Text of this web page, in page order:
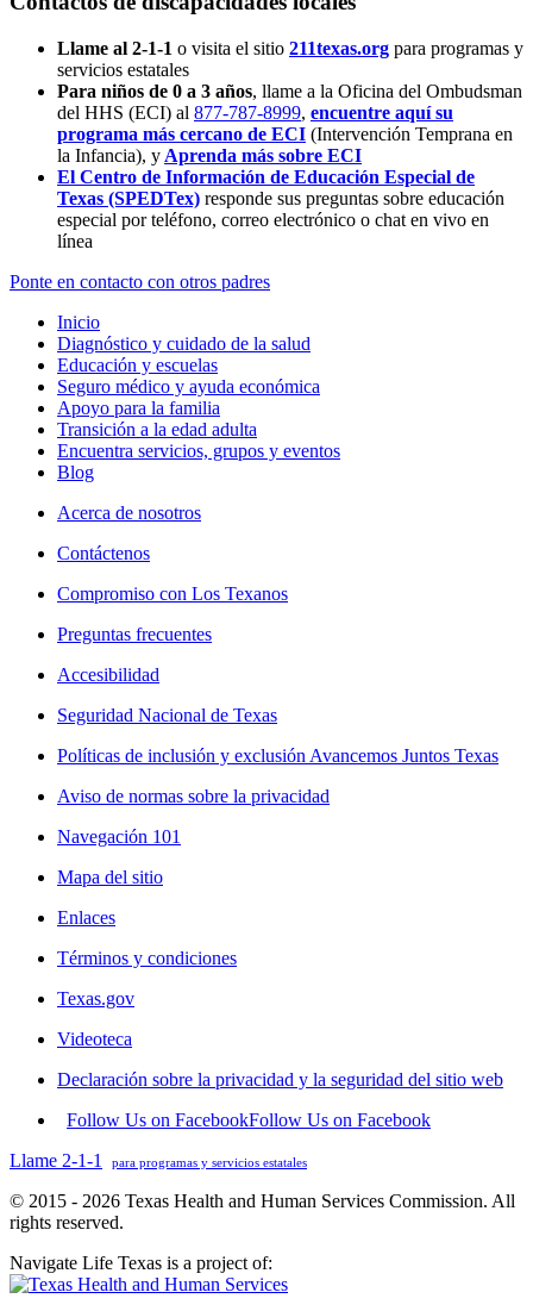
Llame al 2-1-1 o visita el sitio 211texas.org para programas y
servicios estatales
Para niños de 0 a 3 años, llame a la Oficina del Ombudsman
del HHS (ECI) al 877-787-8999, encuentre aquí su
programa más cercano de ECI (Intervención Temprana en
la Infancia), y Aprenda más sobre ECI
El Centro de Información de Educación Especial de
Texas (SPEDTex) responde sus preguntas sobre educación
especial por teléfono, correo electrónico o chat en vivo en
línea
Ponte en contacto con otros padres
Inicio
Diagnóstico y cuidado de la salud
Educación y escuelas
Seguro médico y ayuda económica
Apoyo para la familia
Transición a la edad adulta
Encuentra servicios, grupos y eventos
Blog
Acerca de nosotros
Contáctenos
Compromiso con Los Texanos
Preguntas frecuentes
Accesibilidad
Seguridad Nacional de Texas
Políticas de inclusión y exclusión Avancemos Juntos Texas
Aviso de normas sobre la privacidad
Navegación 101
Mapa del sitio
Enlaces
Términos y condiciones
Texas.gov
Videoteca
Declaración sobre la privacidad y la seguridad del sitio web
Follow Us on FacebookFollow Us on Facebook
Llame 2-1-1
para programas y servicios estatales
© 2015 - 2026 Texas Health and Human Services Commission. All
rights reserved.
Navigate Life Texas is a project of: